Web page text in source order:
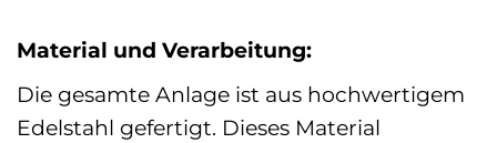
Material und Verarbeitung:
Die gesamte Anlage ist aus hochwertigem
Edelstahl gefertigt. Dieses Material